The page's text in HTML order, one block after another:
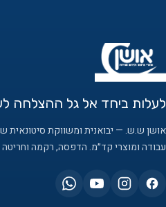
לעלות ביחד אל גל ההצלחה
אושן ש.ש. — יבואנית ומשווקת סיטונאית
עבודה ומוצרי קד״מ. הדפסה, רקמה